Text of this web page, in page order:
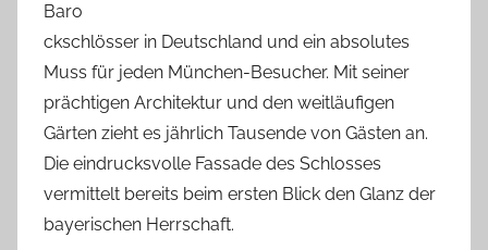
Baro
ckschlösser in Deutschland und ein absolutes
Muss für jeden München-Besucher. Mit seiner
prächtigen Architektur und den weitläufigen
Gärten zieht es jährlich Tausende von Gästen an.
Die eindrucksvolle Fassade des Schlosses
vermittelt bereits beim ersten Blick den Glanz der
bayerischen Herrschaft.